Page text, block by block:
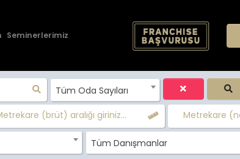
Seminerlerimiz
Tüm Oda Sayıları
(brüt) aralığı giriniz... Metrekare
Tüm Danışmanlar